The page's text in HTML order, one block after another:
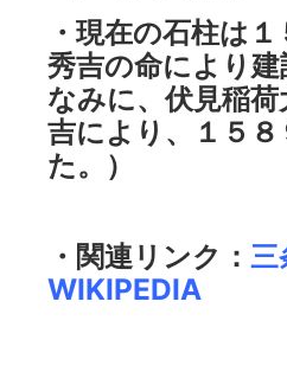
・現在の石柱は
秀吉の命により
なみに、伏見稲
吉により、１５
た。）
・関連リンク： 三
WIKIPEDIA